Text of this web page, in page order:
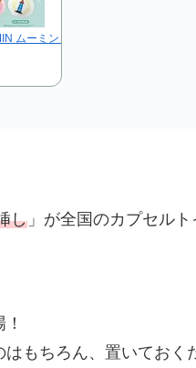
ムーミン 陶器の一輪挿し 全6種 コン
し 」が全国のカプセル
もちろん、置いておく